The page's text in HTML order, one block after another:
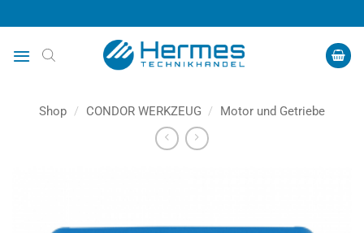
Inhalt
springen
Shop / CONDOR WERKZEUG / Motor und Getriebe